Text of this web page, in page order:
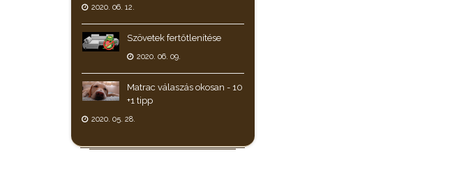
2020. 06. 12.
Szövetek fertőtlenítése
2020. 06. 09.
Matrac válaszás okosan - 10
+1 tipp
2020. 05. 28.